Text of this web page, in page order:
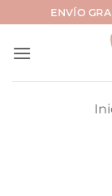
al
contenido
ENVÍO